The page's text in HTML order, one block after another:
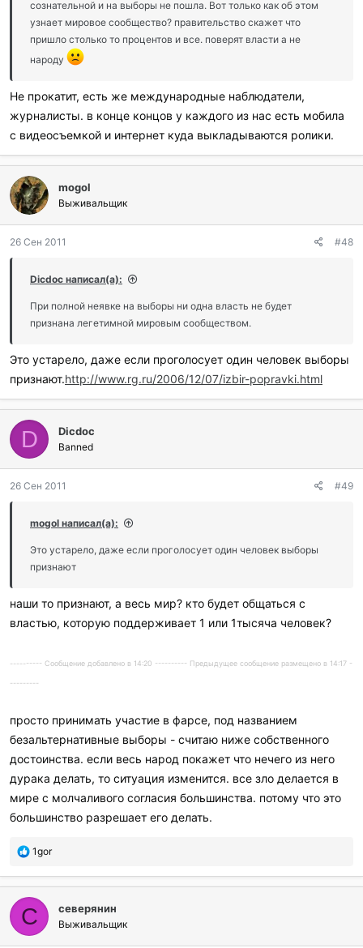
сознательной и на выборы не пошла. Вот только как об этом
узнает мировое сообщество? правительство скажет что
пришло столько то процентов и все. поверят власти а не
народу
Не прокатит, есть же международные наблюдатели,
журналисты. в конце концов у каждого из нас есть мобила
с видеосъемкой и интернет куда выкладываются ролики.
mogol
Выживальщик
26 Сен 2011 #48
Dicdoc написал(а):
При полной неявке на выборы ни одна власть не будет
признана легетимной мировым сообществом.
Это устарело, даже если проголосует один человек выборы
признают.http://www.rg.ru/2006/12/07/izbir-popravki.html
D Dicdoc
Banned
26 Сен 2011 #49
mogol написал(а):
Это устарело, даже если проголосует один человек выборы
признают
наши то признают, а весь мир? кто будет общаться с
властью, которую поддерживает 1 или 1тысяча человек?
---------- Сообщение добавлено в 14:20 ---------- Предыдущее сообщение размещено в 14:17 -
---------
просто принимать участие в фарсе, под названием
безальтернативные выборы - считаю ниже собственного
достоинства. если весь народ покажет что нечего из него
дурака делать, то ситуация изменится. все зло делается в
мире с молчаливого согласия большинства. потому что это
большинство разрешает его делать.
П
б
л
а
г
о
1gor
С северянин
Выживальщик